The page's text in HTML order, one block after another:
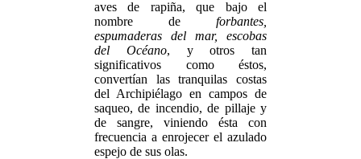
aves de rapiña, que bajo el
nombre de forbantes,
espumaderas del mar, escobas
del Océano, y otros tan
significativos como éstos,
convertían las tranquilas costas
del Archipiélago en campos de
saqueo, de incendio, de pillaje y
de sangre, viniendo ésta con
frecuencia a enrojecer el azulado
espejo de sus olas.